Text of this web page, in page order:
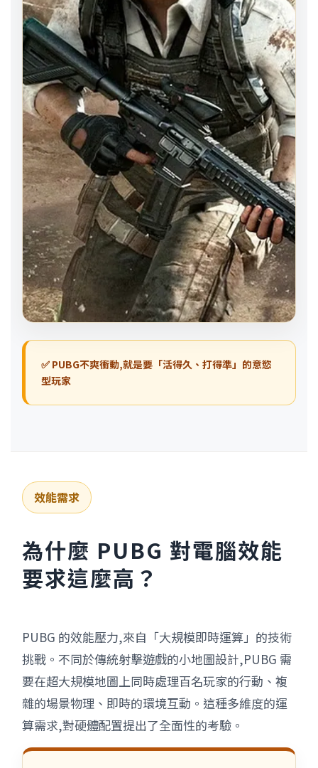
✅ PUBG不爽衝動,就是要「活得久、打得準」的意慾
型玩家
效能需求
為什麼 PUBG 對電腦效能
要求這麼高？
PUBG 的效能壓力,來自「大規模即時運算」的技術
挑戰。不同於傳統射擊遊戲的小地圖設計,PUBG 需
要在超大規模地圖上同時處理百名玩家的行動、複
雜的場景物理、即時的環境互動。這種多維度的運
算需求,對硬體配置提出了全面性的考驗。